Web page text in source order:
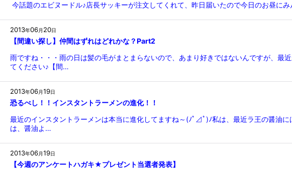
今話題のエビヌードル♪店長サッキーが注文してくれて、昨日届いたので今日のお昼に
2013年06月 20日
【間違い探し】仲間はずれはどれかな？Part2
雨ですね・・・雨の日は髪の毛がまとまらないので、あまり好きではないんですが、
てください♪【間…
2013年06月19日
恐るべし！！インスタントラーメンの進化！！
最近のインスタントラーメンは本当に進化してますね～(ﾉﾟ⊿ﾟ)ﾉ私は、最近ラ王の醤油
は、醤油よ…
2013年06月19日
【今週のアンケートハガキ★プレゼント当選者発表】